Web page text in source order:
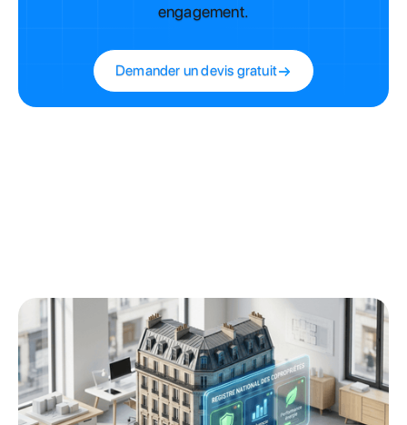
engagement.
Demander un devis gratuit